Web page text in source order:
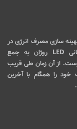
در سال ۱۳۸۸ با هدف بهینه سازی مصرف انرژی در
سیستم های روشنایی و با تولید چراغ های خیابانی LED روژان به جمع
از آن زمان طی قریب
را همگام با آخرین